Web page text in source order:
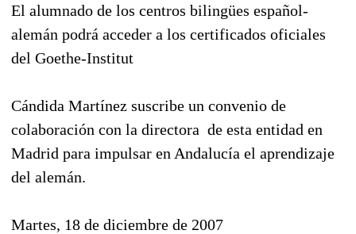
El alumnado de los centros bilingües español-
alemán podrá acceder a los certificados oficiales
del Goethe-Institut
Cándida Martínez suscribe un convenio de
colaboración con la directora de esta entidad en
Madrid para impulsar en Andalucía el aprendizaje
del alemán.
Martes, 18 de diciembre de 2007